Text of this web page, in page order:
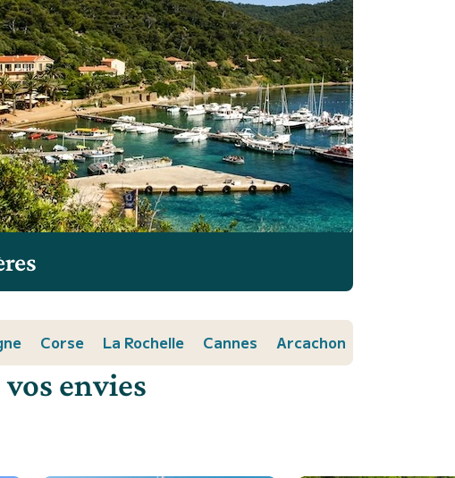
Corse La Rochelle Cannes Arcachon
envies